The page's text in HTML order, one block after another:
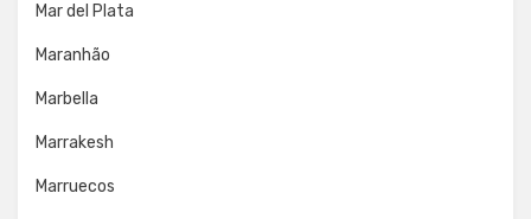
Mar del Plata
Maranhão
Marbella
Marrakesh
Marruecos